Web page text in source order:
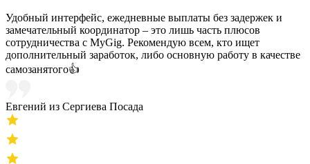
Удобный интерфейс, ежедневные выплаты без задержек и
замечательный координатор – это лишь часть плюсов
сотрудничества с MyGig. Рекомендую всем, кто ищет
дополнительный заработок, либо основную работу в качестве
самозанятого👍
Евгений из Сергиева Посада